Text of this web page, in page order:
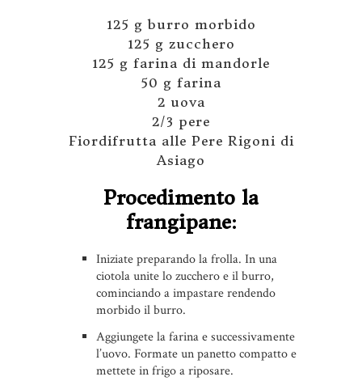
125 g burro morbido
125 g zucchero
125 g farina di mandorle
50 g farina
2 uova
2/3 pere
Fiordifrutta alle Pere Rigoni di
Asiago
Procedimento la
frangipane:
Iniziate preparando la frolla. In una
ciotola unite lo zucchero e il burro,
cominciando a impastare rendendo
morbido il burro.
Aggiungete la farina e successivamente
l’uovo. Formate un panetto compatto e
mettete in frigo a riposare.